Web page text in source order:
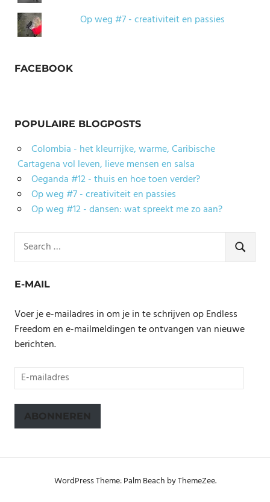
Op weg #7 - creativiteit en passies
FACEBOOK
POPULAIRE BLOGPOSTS
Colombia - het kleurrijke, warme, Caribische
Cartagena vol leven, lieve mensen en salsa
Oeganda #12 - thuis en hoe toen verder?
Op weg #7 - creativiteit en passies
Op weg #12 - dansen: wat spreekt me zo aan?
for:
SEARCH
E-MAIL
Voer je e-mailadres in om je in te schrijven op Endless
Freedom en e-mailmeldingen te ontvangen van nieuwe
berichten.
E-
mailadres
ABONNEREN
WordPress Theme: Palm Beach by ThemeZee.